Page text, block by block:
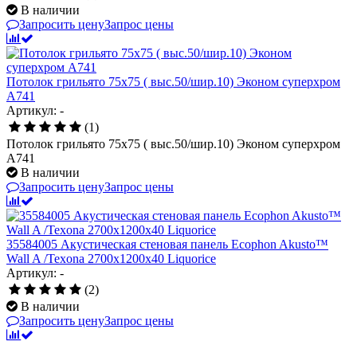
В наличии
Запросить ценуЗапрос цены
Потолок грильято 75х75 ( выс.50/шир.10) Эконом суперхром
А741
Артикул: -
(1)
Потолок грильято 75х75 ( выс.50/шир.10) Эконом суперхром
А741
В наличии
Запросить ценуЗапрос цены
35584005 Акустическая стеновая панель Ecophon Akusto™
Wall A /Texona 2700x1200x40 Liquorice
Артикул: -
(2)
В наличии
Запросить ценуЗапрос цены